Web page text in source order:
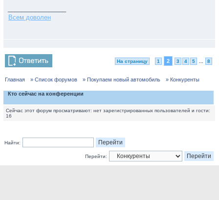
Всем доволен
На страницу 1 2 3 4 5 8
Главная » Список форумов » Покупаем новый автомобиль » Конкуренты
Кто сейчас на конференции
Сейчас этот форум просматривают: нет зарегистрированных пользователей и гости:
16
Найти:
Перейти: